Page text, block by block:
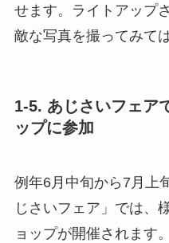
せます。ライトアップ
敵な写真を撮ってみて
1-5. あじさいフェア
ップに参加
例年6月中旬から7月上
じさいフェア」では、
ョップが開催されます